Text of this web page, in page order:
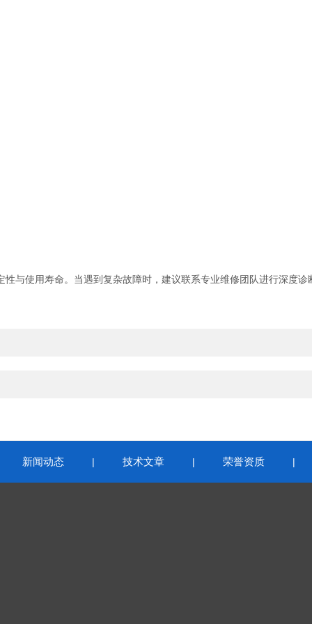
使用寿命。当遇到复杂故障时，建议联系专业维修团队进行深度诊
新闻动态 | 技术文章 | 荣誉资质 |